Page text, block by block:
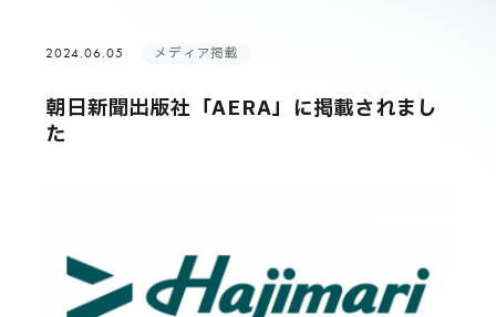
NEWS
CAREERS
2024.06.05 メディア掲載
朝日新聞出版社「AERA」に掲載されまし
た